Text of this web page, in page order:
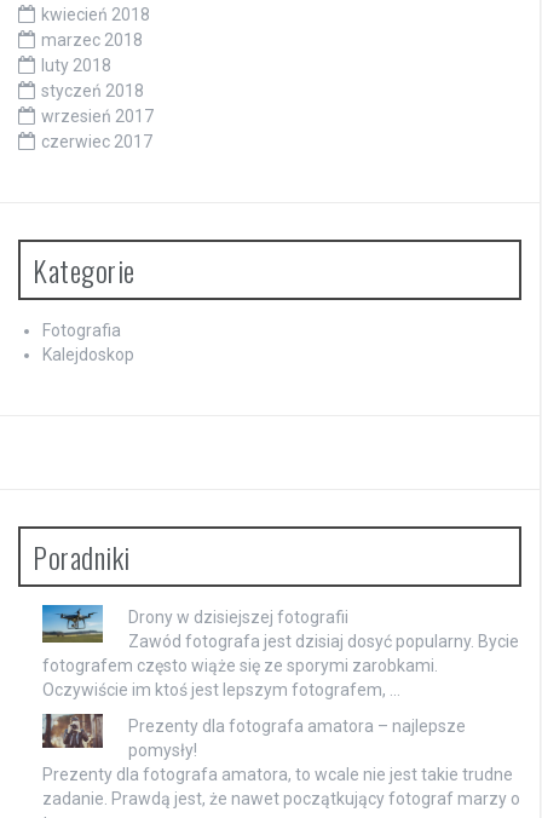
kwiecień 2018
marzec 2018
luty 2018
styczeń 2018
wrzesień 2017
czerwiec 2017
Kategorie
Fotografia
Kalejdoskop
Poradniki
Drony w dzisiejszej fotografii
Zawód fotografa jest dzisiaj dosyć popularny. Bycie
fotografem często wiąże się ze sporymi zarobkami.
Oczywiście im ktoś jest lepszym fotografem, …
Prezenty dla fotografa amatora – najlepsze
pomysły!
Prezenty dla fotografa amatora, to wcale nie jest takie trudne
zadanie. Prawdą jest, że nawet początkujący fotograf marzy o